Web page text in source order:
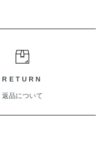
RETURN
返品について